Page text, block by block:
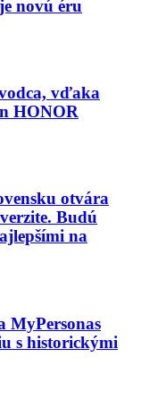
novú éru
vďaka
HONOR
otvára
Budú
na
MyPersonas
s historickými